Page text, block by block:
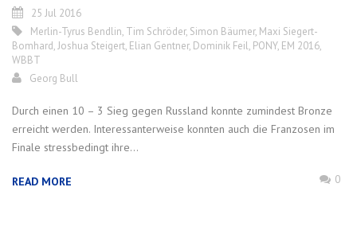
25 Jul 2016
Merlin-Tyrus Bendlin, Tim Schröder, Simon Bäumer, Maxi Siegert-
Bomhard,Joshua Steigert, Elian Gentner, Dominik Feil, PONY, EM 2016,
WBBT
Georg Bull
Durch einen 10 – 3 Sieg gegen Russland konnte zumindest Bronze
erreicht werden. Interessanterweise konnten auch die Franzosen im
Finale stressbedingt ihre...
READ MORE 0